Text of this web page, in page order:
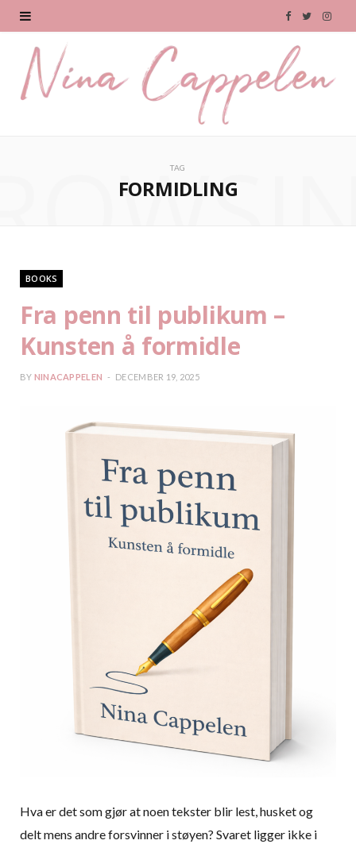
F
a
c
T
i
I
s
TAG
FORMIDLING
BOOKS
Fra penn til publikum –
Kunsten å formidle
BY NINACAPPELEN DECEMBER 19, 2025
Hva er det som gjør at noen tekster blir lest, husket og
delt mens andre forsvinner i støyen? Svaret ligger ikke i